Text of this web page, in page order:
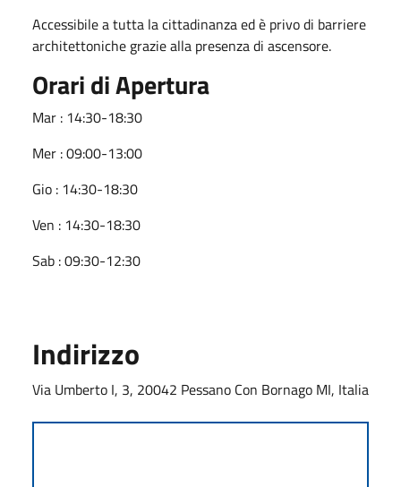
Accessibile a tutta la cittadinanza ed è privo di barriere
architettoniche grazie alla presenza di ascensore.
Orari di Apertura
Mar : 14:30-18:30
Mer : 09:00-13:00
Gio : 14:30-18:30
Ven : 14:30-18:30
Sab : 09:30-12:30
Indirizzo
Via Umberto I, 3, 20042 Pessano Con Bornago MI, Italia